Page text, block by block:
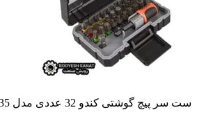
ست سر پیچ گوشتی کندو 32 عددی مدل KE-32203235